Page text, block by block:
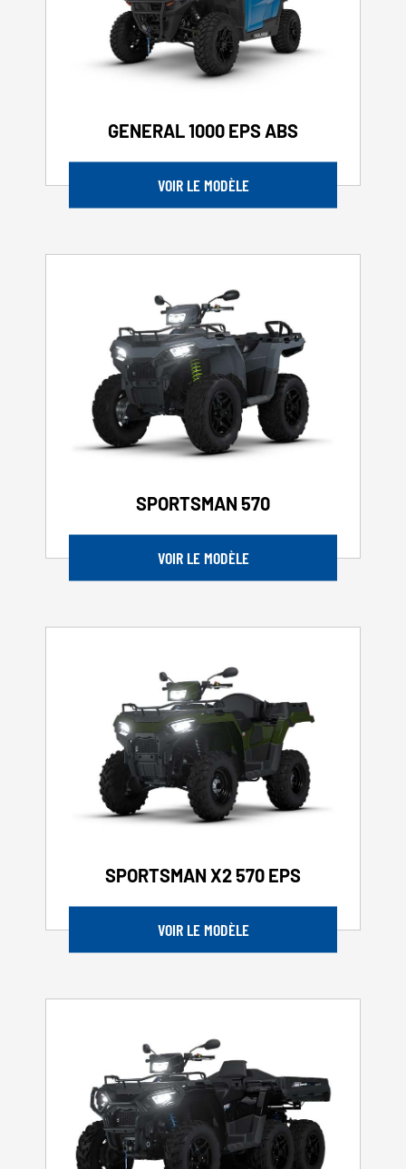
GENERAL 1000 EPS ABS
VOIR LE MODÈLE
SPORTSMAN 570
VOIR LE MODÈLE
SPORTSMAN X2 570 EPS
VOIR LE MODÈLE